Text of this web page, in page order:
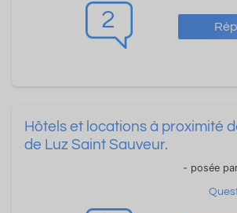
2
Hôtels et locations à proximité
de Luz Saint Sauveur.
- posée